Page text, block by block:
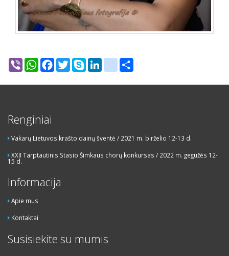
Viber WhatsAppFacebook
TwitterSkypeLinkedIngoogle_bookmarks
Renginiai
Vakarų Lietuvos krašto dainų šventė / 2021 m. birželio 12-13 d.
XXII Tarptautinis Stasio Šimkaus chorų konkursas / 2022 m. gegužės 12-
15 d.
Informacija
Apie mus
Kontaktai
Susisiekite su mumis